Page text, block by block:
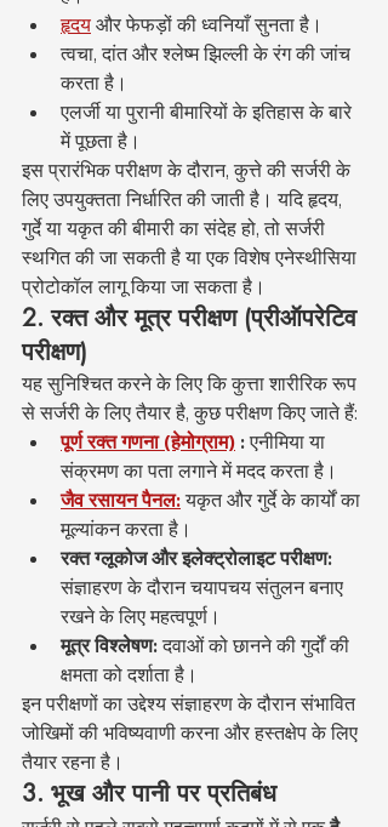
हृदय और फेफड़ों की ध्वनियाँ सुनता है।
त्वचा, दांत और श्लेष्म झिल्ली के रंग की जांच
करता है।
एलर्जी या पुरानी बीमारियों के इतिहास के बारे
में पूछता है।
इस प्रारंभिक परीक्षण के दौरान, कुत्ते की सर्जरी के
लिए उपयुक्तता निर्धारित की जाती है। यदि हृदय,
गुर्दे या यकृत की बीमारी का संदेह हो, तो सर्जरी
स्थगित की जा सकती है या एक विशेष एनेस्थीसिया
प्रोटोकॉल लागू किया जा सकता है।
2. रक्त और मूत्र परीक्षण (प्रीऑपरेटिव
परीक्षण)
यह सुनिश्चित करने के लिए कि कुत्ता शारीरिक रूप
से सर्जरी के लिए तैयार है, कुछ परीक्षण किए जाते हैं:
पूर्ण रक्त गणना (हेमोग्राम) : एनीमिया या
संक्रमण का पता लगाने में मदद करता है।
जैव रसायन पैनल: यकृत और गुर्दे के कार्यों का
मूल्यांकन करता है।
रक्त ग्लूकोज और इलेक्ट्रोलाइट परीक्षण:
संज्ञाहरण के दौरान चयापचय संतुलन बनाए
रखने के लिए महत्वपूर्ण।
मूत्र विश्लेषण: दवाओं को छानने की गुर्दों की
क्षमता को दर्शाता है।
इन परीक्षणों का उद्देश्य संज्ञाहरण के दौरान संभावित
जोखिमों की भविष्यवाणी करना और हस्तक्षेप के लिए
तैयार रहना है।
3. भूख और पानी पर प्रतिबंध